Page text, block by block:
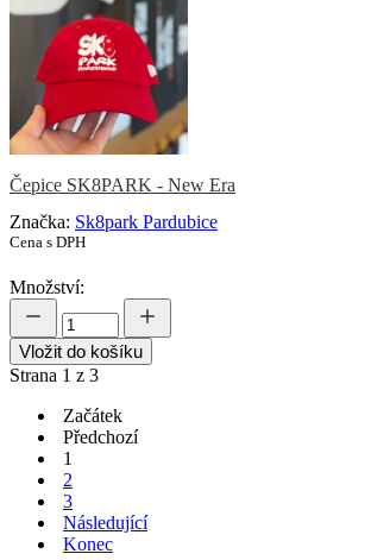
Čepice SK8PARK - New Era
Značka: Sk8park Pardubice
Cena s DPH
Množství:
Vložit do košíku
Strana 1 z 3
Začátek
Předchozí
1
2
3
Následující
Konec